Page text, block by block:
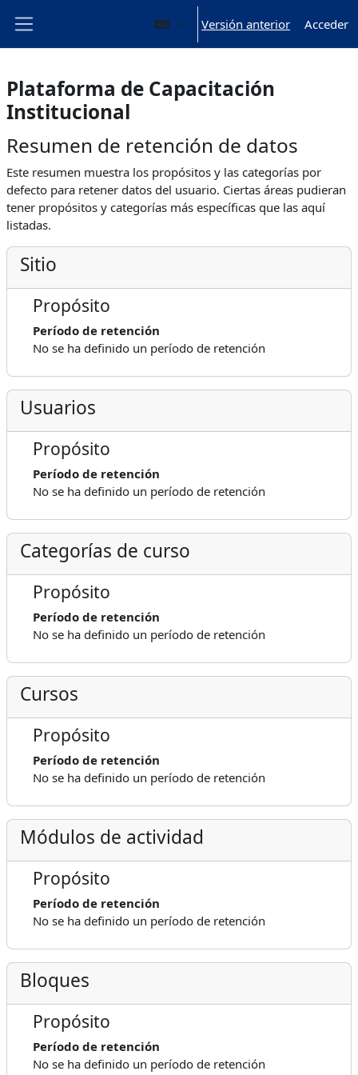
Versión anterior Acceder
Plataforma de Capacitación
Institucional
Resumen de retención de datos
Este resumen muestra los propósitos y las categorías por
defecto para retener datos del usuario. Ciertas áreas pudieran
tener propósitos y categorías más específicas que las aquí
listadas.
Sitio
Propósito
Período de retención
No se ha definido un período de retención
Usuarios
Propósito
Período de retención
No se ha definido un período de retención
Categorías de curso
Propósito
Período de retención
No se ha definido un período de retención
Cursos
Propósito
Período de retención
No se ha definido un período de retención
Módulos de actividad
Propósito
Período de retención
No se ha definido un período de retención
Bloques
Propósito
Período de retención
No se ha definido un período de retención